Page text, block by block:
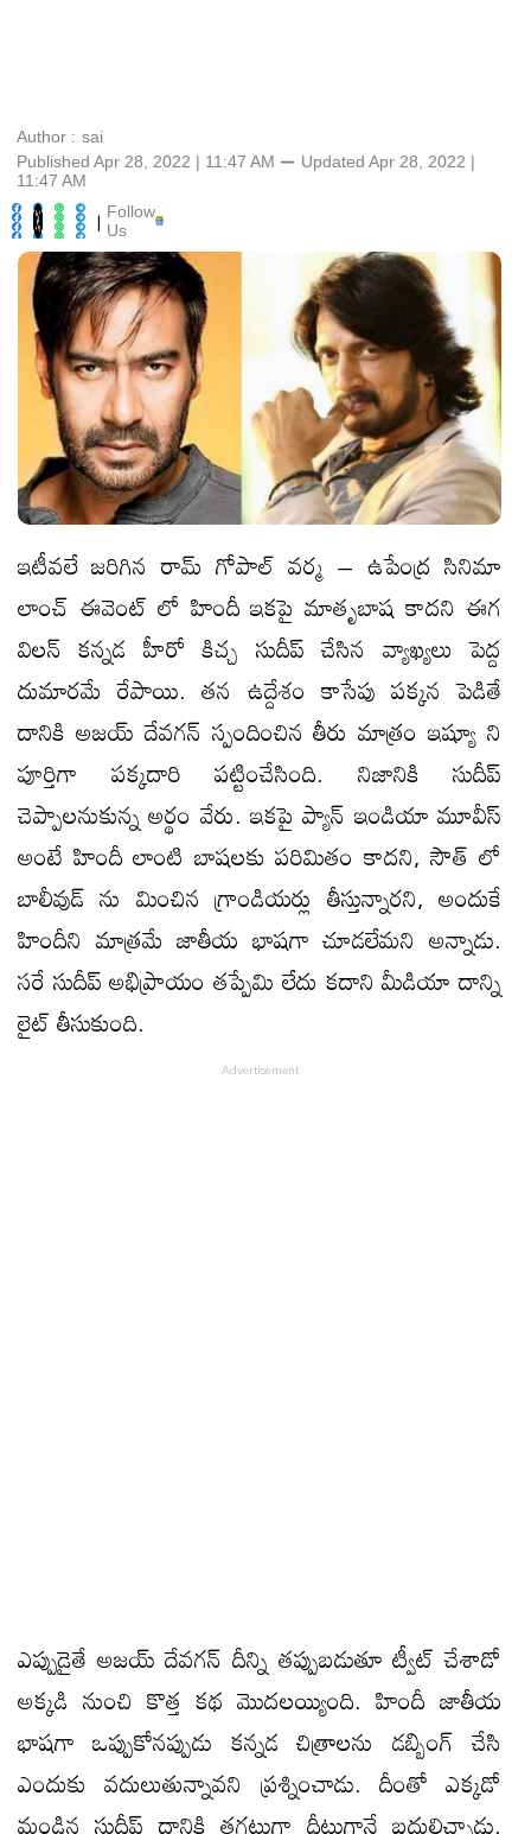
Author : sai
Published Apr 28, 2022 | 11:47 AM ⚊ Updated Apr 28, 2022 |
11:47 AM
| Follow
Us
ఇటీవలే జరిగిన రామ్ గోపాల్ వర్మ – ఉపేంద్ర సినిమా
లాంచ్ ఈవెంట్ లో హిందీ ఇకపై మాతృబాష కాదని ఈగ
విలన్ కన్నడ హీరో కిచ్చ సుదీప్ చేసిన వ్యాఖ్యలు పెద్ద
దుమారమే రేపాయి. తన ఉద్దేశం కాసేపు పక్కన పెడితే
దానికి అజయ్ దేవగన్ స్పందించిన తీరు మాత్రం ఇష్యూ ని
పూర్తిగా పక్కదారి పట్టించేసింది. నిజానికి సుదీప్
చెప్పాలనుకున్న అర్థం వేరు. ఇకపై ప్యాన్ ఇండియా మూవీస్
అంటే హిందీ లాంటి బాషలకు పరిమితం కాదని, సౌత్ లో
బాలీవుడ్ ను మించిన గ్రాండియర్లు తీస్తున్నారని, అందుకే
హిందీని మాత్రమే జాతీయ భాషగా చూడలేమని అన్నాడు.
సరే సుదీప్ అభిప్రాయం తప్పేమి లేదు కదాని మీడియా దాన్ని
లైట్ తీసుకుంది.
ఎప్పుడైతే అజయ్ దేవగన్ దీన్ని తప్పుబడుతూ ట్వీట్ చేశాడో
అక్కడి నుంచి కొత్త కథ మొదలయ్యింది. హిందీ జాతీయ
భాషగా ఒప్పుకోనప్పుడు కన్నడ చిత్రాలను డబ్బింగ్ చేసి
ఎందుకు వదులుతున్నావని ప్రశ్నించాడు. దీంతో ఎక్కడో
మండిన సుదీప్ దానికి తగ్గట్టుగా ధీటుగానే బదులిచ్చాడు.